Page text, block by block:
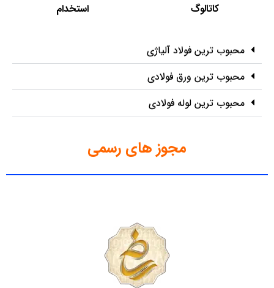
کاتالوگ
استخدام
محبوب ترین فولاد آلیاژی
محبوب ترین ورق فولادی
محبوب ترین لوله فولادی
مجوز های رسمی